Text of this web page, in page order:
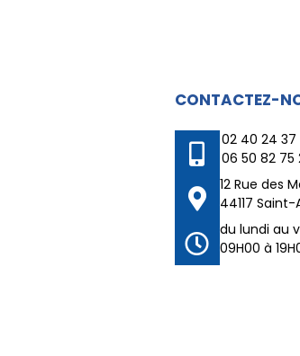
CONTACTEZ-
02 40 24 37
06 50 82 75
12 Rue des
44117
du lundi au
09H00 à